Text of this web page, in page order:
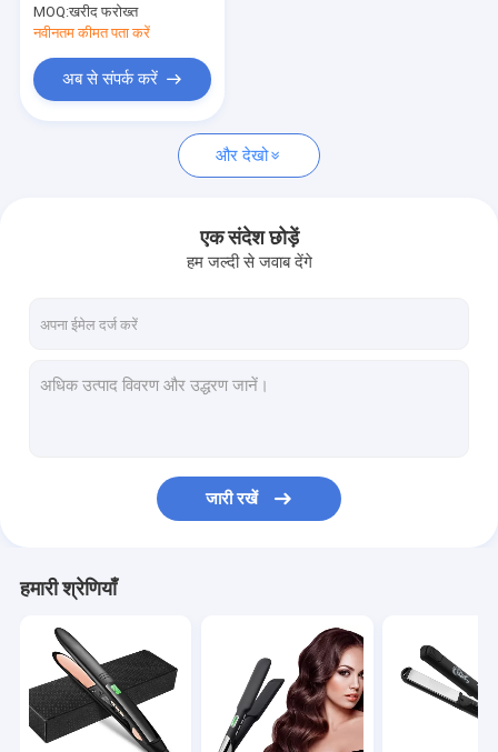
MOQ:खरीद फरोख्त
नवीनतम कीमत पता करें
अब से संपर्क करें
और देखो
एक संदेश छोड़ें
हम जल्दी से जवाब देंगे
जारी रखें
हमारी श्रेणियाँ